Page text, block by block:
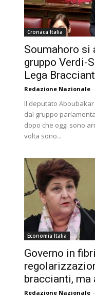
Cronaca Italia
Soumahoro si
gruppo Verdi-
Lega
Redazione Nazionale -
Il deputato
dal gruppo
dopo che oggi sono
volta sono...
Economia Italia
Governo in
braccianti, ma
Redazione Nazionale -